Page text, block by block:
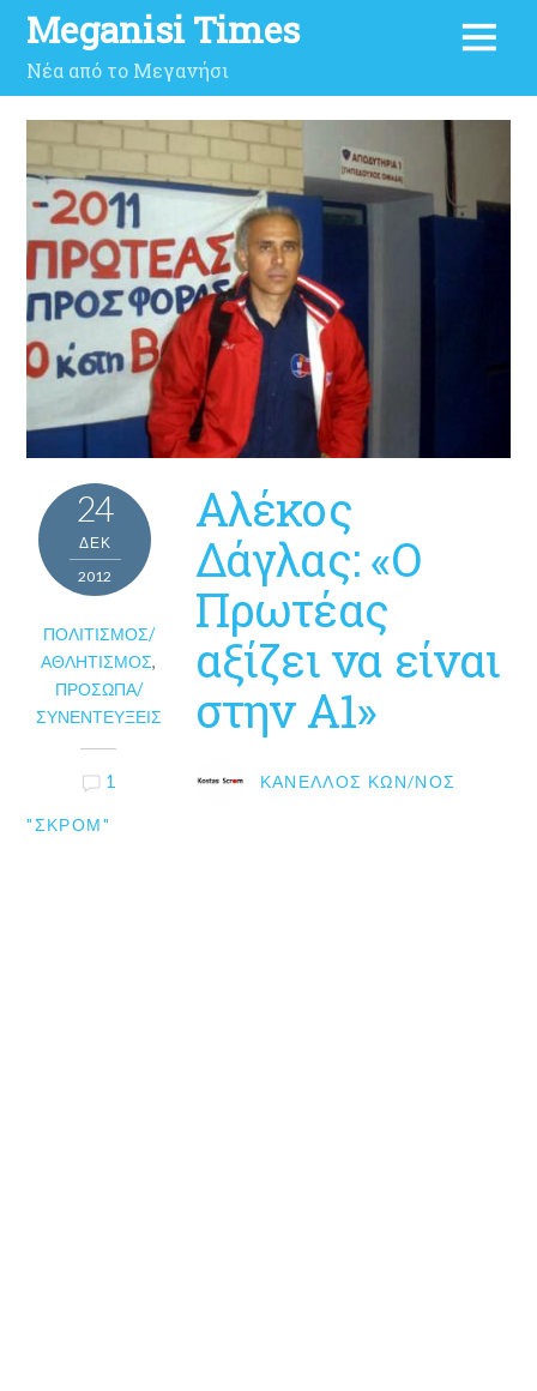
Meganisi Times
Νέα από το Μεγανήσι
24
ΔΕΚ
2012
ΠΟΛΙΤΙΣΜΌΣ/
ΑΘΛΗΤΙΣΜΌΣ,
ΠΡΌΣΩΠΑ/
ΣΥΝΕΝΤΕΎΞΕΙΣ
1
Αλέκος
Δάγλας: «Ο
Πρωτέας
αξίζει να είναι
στην Α1»
ΚΑΝΈΛΛΟΣ ΚΩΝ/ΝΟΣ
"ΣΚΡΟΜ"